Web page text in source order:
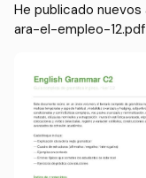
He publicado
ara-el-empleo-12.pdf